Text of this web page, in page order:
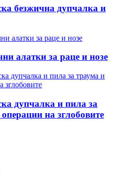
безжична дупчалка и
алатки за раце и нозе
дупчалка и пила за
на зглобовите